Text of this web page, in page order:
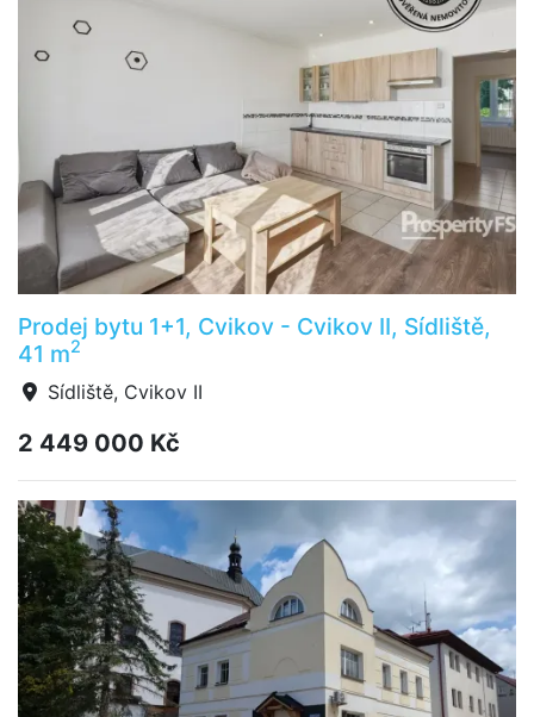
Prodej bytu 1+1, Cvikov - Cvikov II, Sídliště,
41 m2
Sídliště, Cvikov II
2 449 000 Kč